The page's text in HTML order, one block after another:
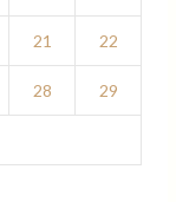
21 22
28 29